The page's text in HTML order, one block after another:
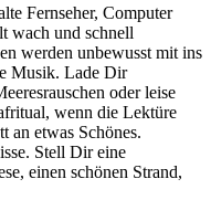
Fernseher, Computer
wach und schnell
werden unbewusst mit ins
Musik. Lade Dir
oder leise
wenn die Lektüre
an etwas Schönes.
Stell Dir eine
einen schönen Strand,